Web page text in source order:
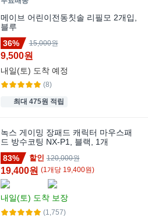
메이브 어린이전동칫솔 리필모 2개입,
블루
36%
15,000원
9,500원
내일(토) 도착 예정
(8)
최대 475원 적립
녹스 게이밍 장패드 캐릭터 마우스패
드 방수코팅 NX-P1, 블랙, 1개
83%
할인 120,000원
19,400원 (1개 당 19,400원)
내일(토) 도착 보장
(1,757)